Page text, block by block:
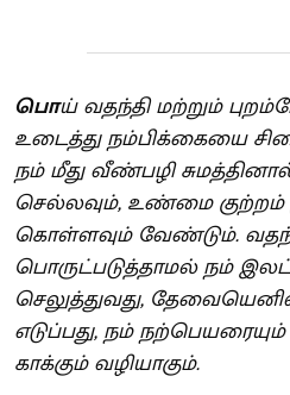
பொய் வதந்தி மற்றும்
உடைத்து நம்பிக்கையை
நம் மீது வீண்பழி சுமத்தினால்
செல்லவும், உண்மை குற்றம்
கொள்ளவும் வேண்டும்.
பொருட்படுத்தாமல் நம்
செலுத்துவது,
எடுப்பது, நம்
காக்கும் வழியாகும்.